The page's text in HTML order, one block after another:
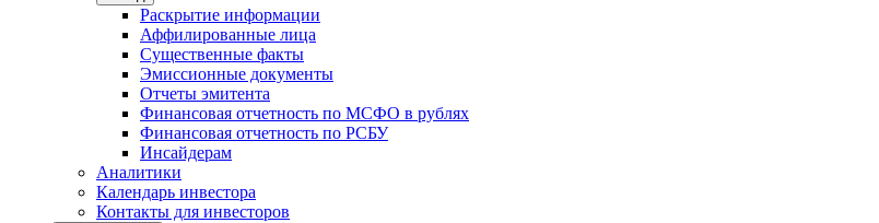
Раскрытие информации
Аффилированные лица
Существенные факты
Эмиссионные документы
Отчеты эмитента
Финансовая отчетность по МСФО в рублях
Финансовая отчетность по РСБУ
Инсайдерам
Аналитики
Календарь инвестора
Контакты для инвесторов